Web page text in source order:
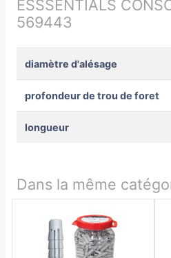
ESSSENTIALS
569443
diamètre d'alésage
profondeur de trou de foret
longueur
Dans la même